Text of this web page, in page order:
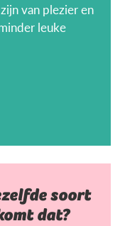
van plezier en
leuke
soort
dat?